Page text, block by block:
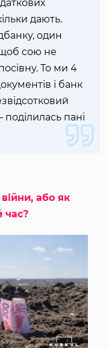
дають.
один
щоб сою не
То ми 4
і банк
поділилась пані
або як
час?